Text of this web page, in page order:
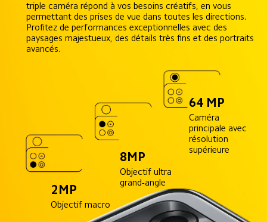
triple caméra répond à vos besoins créatifs, en vous
permettant des prises de vue dans toutes les directions.
Profitez de performances exceptionnelles avec des
paysages majestueux, des détails très fins et des portraits
avancés.
64 MP
Caméra
principale avec
résolution
supérieure
8MP
Objectif ultra
grand-angle
2MP
Objectif macro